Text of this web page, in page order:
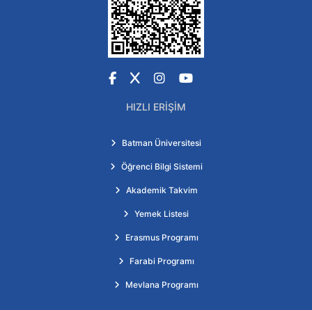
Facebook
X Instagram
YouTube
HIZLI ERIŞIM
Batman Üniversitesi
Öğrenci Bilgi Sistemi
Akademik Takvim
Yemek Listesi
Erasmus Programı
Farabi Programı
Mevlana Programı